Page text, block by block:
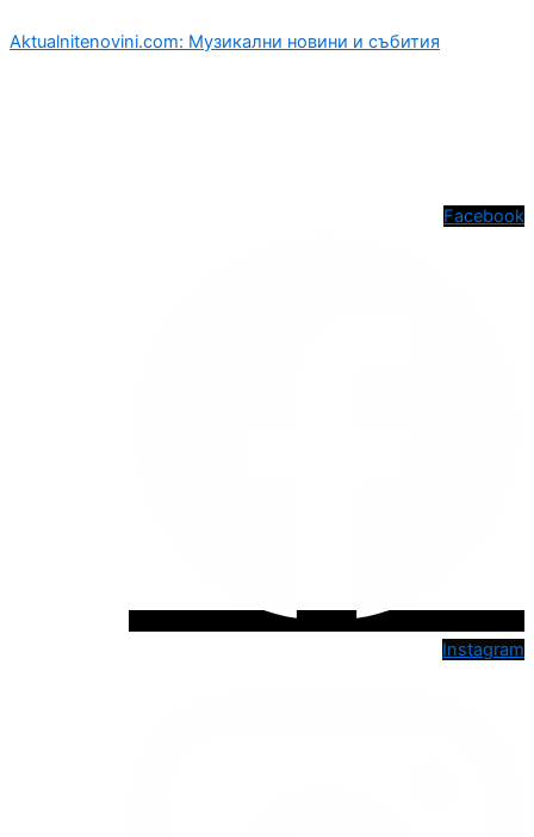
Aktualnitenovini.com: Музикални новини и събития
Facebook
Instagram